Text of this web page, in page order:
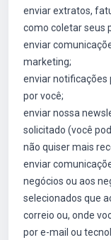
enviar extratos,
como coletar seus
enviar
marketing;
enviar notificações
por você;
enviar nossa
solicitado (você
não quiser mais
enviar
negócios ou aos
selecionados que
correio ou, onde
por e-mail ou